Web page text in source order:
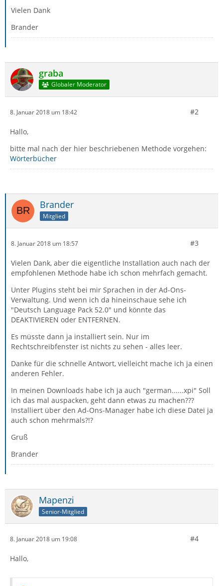
Vielen Dank
Brander
graba
Globaler Moderator
8. Januar 2018 um 18:42 #2
Hallo,
bitte mal nach der hier beschriebenen Methode vorgehen:
Wörterbücher
Brander
Mitglied
8. Januar 2018 um 18:57 #3
Vielen Dank, aber die eigentliche Installation auch nach der
empfohlenen Methode habe ich schon mehrfach gemacht.
Unter Plugins steht bei mir Sprachen in der Ad-Ons-
Verwaltung. Und wenn ich da hineinschaue sehe ich
"Deutsch Language Pack 52.0" und könnte das
DEAKTIVIEREN oder ENTFERNEN.
Es müsste dann ja installiert sein. Nur im
Rechtschreibfenster ist nichts zu sehen - alles leer.
Danke für die schnelle Antwort, vielleicht mache ich ja einen
anderen Fehler.
In meinen Downloads habe ich ja auch "german......xpi" Soll
ich das mal auspacken, geht dann etwas zu machen???
Installiert über den Ad-Ons-Manager habe ich diese Datei ja
auch schon mehrmals?!?
Gruß
Brander
Mapenzi
Senior-Mitglied
8. Januar 2018 um 19:08 #4
Hallo,